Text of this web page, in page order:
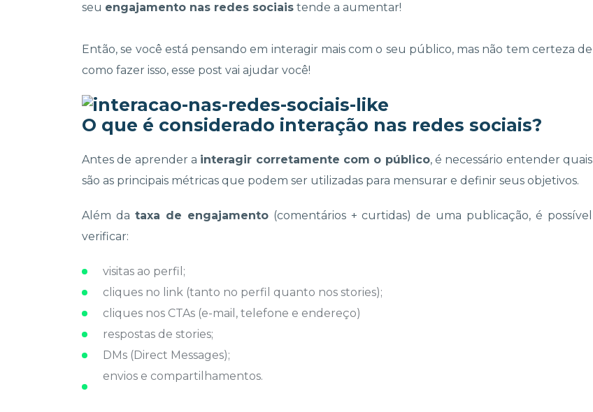
seu engajamento nas redes sociais tende a aumentar!
Então, se você está pensando em interagir mais com o seu público, mas não tem certeza de
como fazer isso, esse post vai ajudar você!
O que é considerado interação nas redes sociais?
Antes de aprender a interagir corretamente com o público, é necessário entender quais
são as principais métricas que podem ser utilizadas para mensurar e definir seus objetivos.
Além da taxa de engajamento(comentários + curtidas) de uma publicação, é possível
verificar:
visitas ao perfil;
cliques no link (tanto no perfil quanto nos stories);
cliques nos CTAs (e-mail, telefone e endereço)
respostas de stories;
DMs (Direct Messages);
envios e compartilhamentos.